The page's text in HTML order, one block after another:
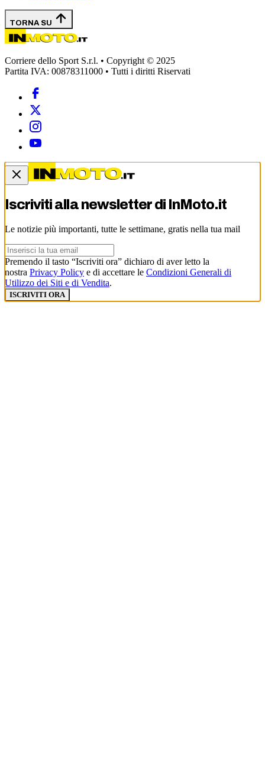
TORNA SU
Corriere dello Sport S.r.l. • Copyright © 2025
Partita IVA: 00878311000 • Tutti i diritti Riservati
Iscriviti alla newsletter di InMoto.it
Le notizie più importanti, tutte le settimane, gratis nella tua mail
Premendo il tasto “Iscriviti ora” dichiaro di aver letto la
nostra Privacy Policy e di accettare le Condizioni Generali di
Utilizzo dei Siti e di Vendita.
ISCRIVITI ORA